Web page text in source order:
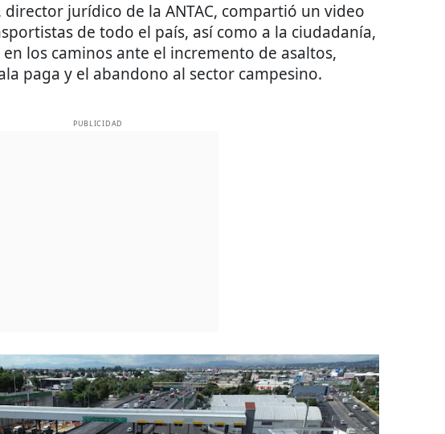
director jurídico de la ANTAC, compartió un video
de todo el país, así como a la ciudadanía,
los caminos ante el incremento de asaltos,
paga y el abandono al sector campesino.
PUBLICIDAD